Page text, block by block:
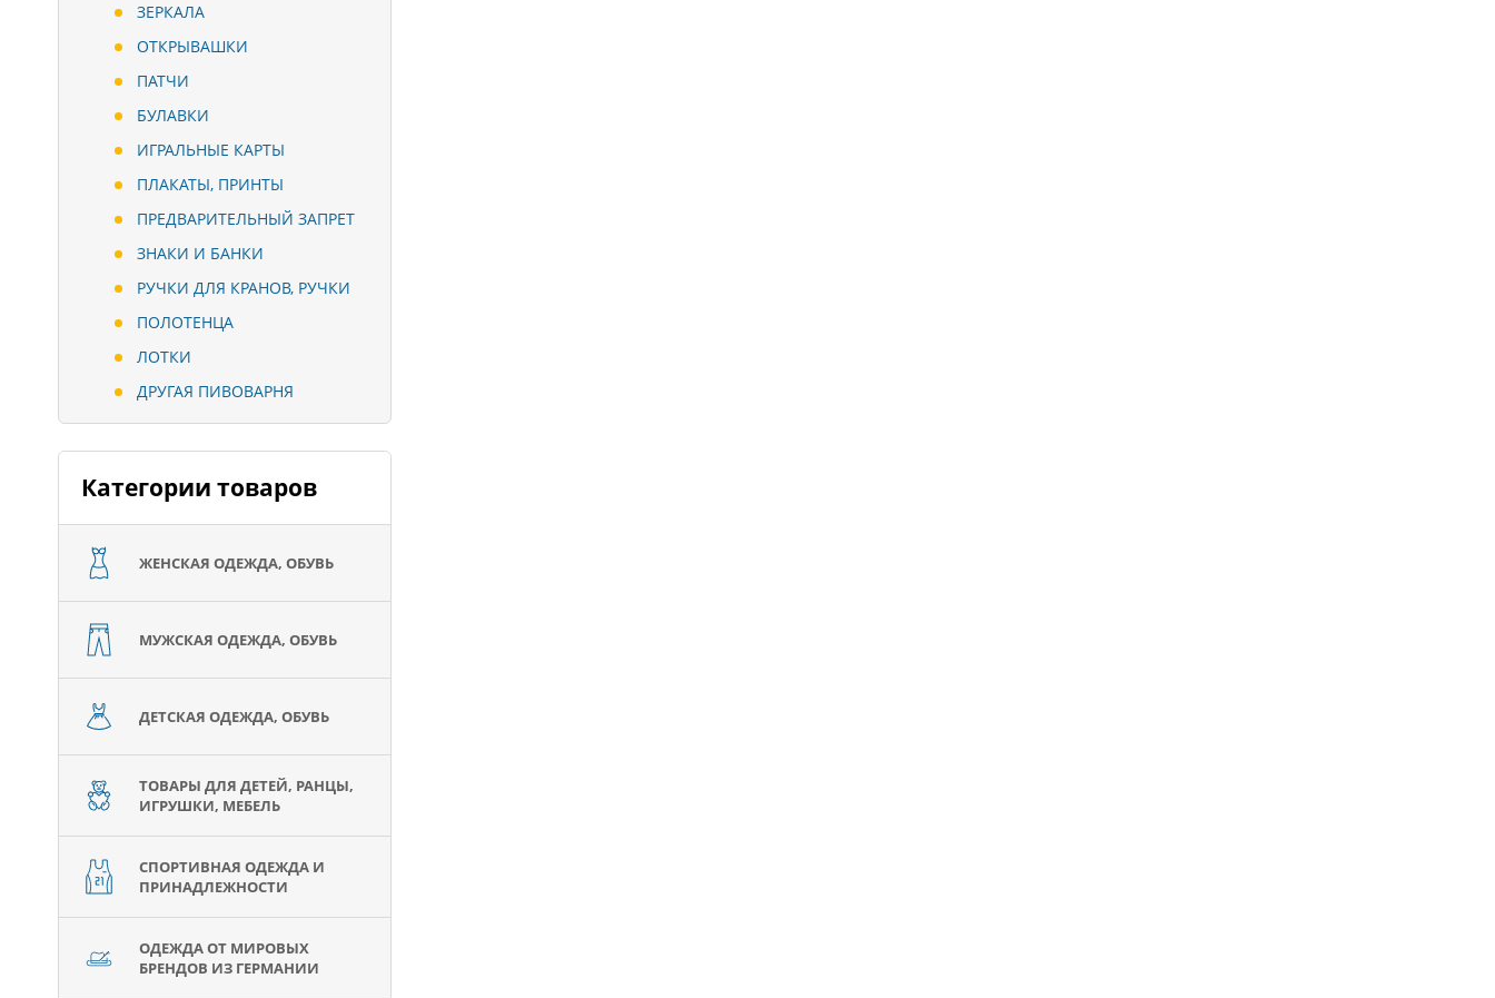
ЗЕРКАЛА
ОТКРЫВАШКИ
ПАТЧИ
БУЛАВКИ
ИГРАЛЬНЫЕ КАРТЫ
ПЛАКАТЫ, ПРИНТЫ
ПРЕДВАРИТЕЛЬНЫЙ ЗАПРЕТ
ЗНАКИ И БАНКИ
РУЧКИ ДЛЯ КРАНОВ, РУЧКИ
ПОЛОТЕНЦА
ЛОТКИ
ДРУГАЯ ПИВОВАРНЯ
Категории товаров
ЖЕНСКАЯ ОДЕЖДА, ОБУВЬ
МУЖСКАЯ ОДЕЖДА, ОБУВЬ
ДЕТСКАЯ ОДЕЖДА, ОБУВЬ
ТОВАРЫ ДЛЯ ДЕТЕЙ, РАНЦЫ,
ИГРУШКИ, МЕБЕЛЬ
СПОРТИВНАЯ ОДЕЖДА И
ПРИНАДЛЕЖНОСТИ
ОДЕЖДА ОТ МИРОВЫХ
БРЕНДОВ ИЗ ГЕРМАНИИ